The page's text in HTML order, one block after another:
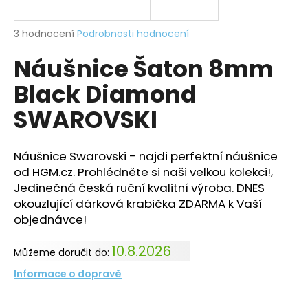
Průměrné
produktu
je
5,0
5
hvězdiček.
3 hodnocení Podrobnosti hodnocení
Náušnice Šaton 8mm
Black Diamond
SWAROVSKI
Náušnice Swarovski - najdi perfektní náušnice
od HGM.cz. Prohlédněte si naši velkou kolekci!,
Jedinečná česká ruční kvalitní výroba. DNES
okouzlující dárková krabička ZDARMA k Vaší
objednávce!
Můžeme doručit do: 10.8.2026
Informace o dopravě
o
p
r
u
č
u
j
m
e
NÁHRDELNÍK
ANDĚL
SWAROVSKI
Kč